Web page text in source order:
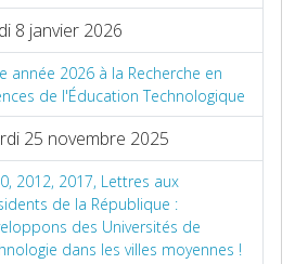
8 janvier 2026
année 2026 à la Recherche en
de l'Éducation Technologique
25 novembre 2025
2012, 2017, Lettres aux
de la République :
des Universités de
dans les villes moyennes !